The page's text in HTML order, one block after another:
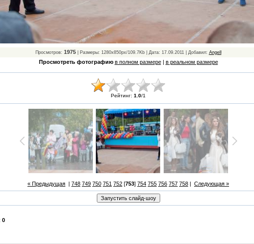
Просмотров: 1975| Размеры: 1280x850px/109.7Kb | Дата: 17.09.2011 | Добавил: Angell
Просмотреть фотографию в полном размере| в реальном размере
Рейтинг: 1.0/1
« Предыдущая | 748 749 750 751 752 [753] 754 755 756 757 758 | Следующая »
0